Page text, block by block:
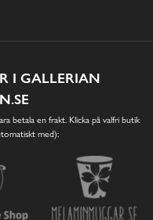
I GALLERIAN
betala en frakt. Klicka på valfri butik
med):